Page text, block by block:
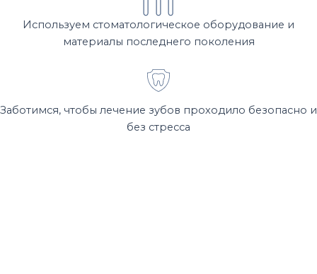
Используем стоматологическое оборудование и
материалы последнего поколения
Заботимся, чтобы лечение зубов проходило безопасно и
без стресса